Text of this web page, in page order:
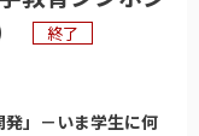
終了
発」－いま学生に何